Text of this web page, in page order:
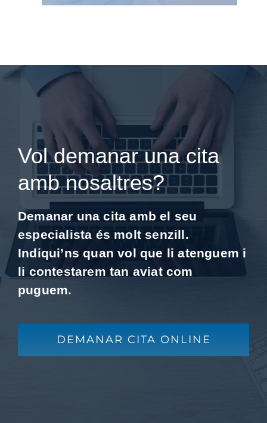
Vol demanar una cita
amb nosaltres?
Demanar una cita amb el seu
especialista és molt senzill.
Indiqui’ns quan vol que li atenguem i
li contestarem tan aviat com
puguem.
DEMANAR CITA ONLINE